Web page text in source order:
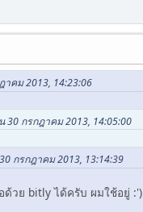
าคม 2013, 14:23:06
30 กรกฎาคม 2013, 14:05:00
กรกฎาคม 2013, 13:14:39
ด้วย bitly ได้ครับ ผมใช้อยู่ :')